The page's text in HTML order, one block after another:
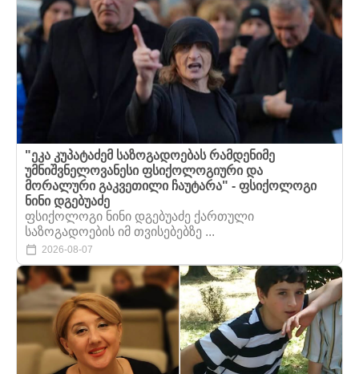
"ეკა კუპატაძემ საზოგადოებას რამდენიმე
უმნიშვნელოვანესი ფსიქოლოგიური და
მორალური გაკვეთილი ჩაუტარა" - ფსიქოლოგი
ნინი დგებუაძე
ფსიქოლოგი ნინი დგებუაძე ქართული
საზოგადოების იმ თვისებებზე ...
2026-08-07